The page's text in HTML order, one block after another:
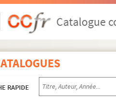
Catalogue
RAPIDE
La mouette : comédie en 4
Achard. Le moulin de la Galette :
Dumas, Auguste Maquet. Les
Guitry. Mozart : comédie musicale en
Les Muscadins : drame en 8